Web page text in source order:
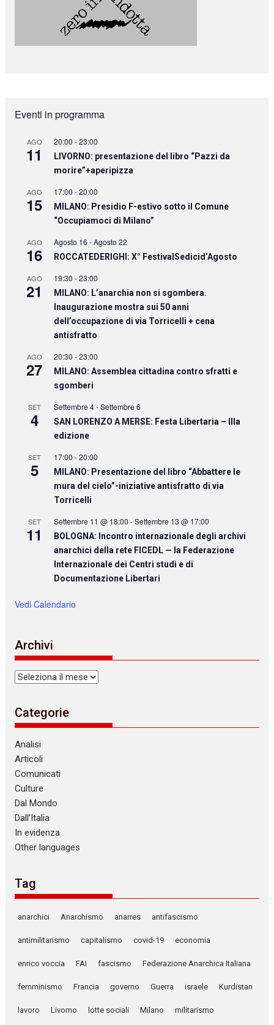
Eventi in programma
AGO
11
20:00 -23:00
LIVORNO: presentazione del libro “Pazzi da
morire”+aperipizza
AGO
15
17:00 -20:00
MILANO: Presidio F-estivo sotto il Comune
“Occupiamoci di Milano”
AGO
16
Agosto 16 -Agosto 22
ROCCATEDERIGHI: X° FestivalSedicid’Agosto
AGO
21
19:30 -23:00
MILANO: L’anarchia non si sgombera.
Inaugurazione mostra sui 50 anni
dell’occupazione di via Torricelli + cena
antisfratto
AGO
27
20:30 -23:00
MILANO: Assemblea cittadina contro sfratti e
sgomberi
SET
4
Settembre 4-Settembre 6
SAN LORENZO A MERSE: Festa Libertaria – IIIa
edizione
SET
5
17:00 -20:00
MILANO: Presentazione del libro “Abbattere le
mura del cielo”-iniziative antisfratto di via
Torricelli
SET
11
Settembre 11 @ 18:00 -Settembre 13 @ 17:00
BOLOGNA: Incontro internazionale degli archivi
anarchici della rete FICEDL — la Federazione
Internazionale dei Centri studi e di
Documentazione Libertari
Vedi Calendario
Archivi
Archivi
Categorie
Analisi
Articoli
Comunicati
Culture
Dal Mondo
Dall’Italia
In evidenza
Other languages
Tag
anarchici Anarchismo anarres antifascismo
antimilitarismo capitalismo covid-19 economia
enrico voccia FAI fascismo Federazione Anarchica Italiana
femminismo Francia governo Guerra israele Kurdistan
lavoro Livorno lotte sociali Milano militarismo